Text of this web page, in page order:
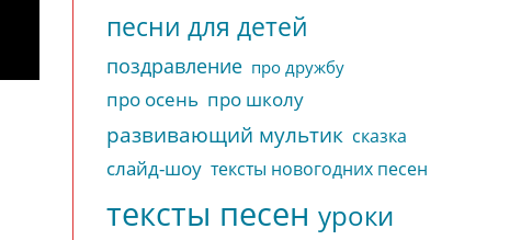
песни для детей
поздравление про дружбу
про осень про школу
развивающий мультик сказка
слайд-шоу тексты новогодних песен
тексты песен уроки